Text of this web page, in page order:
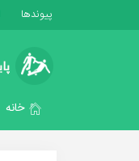
پیوندها
خانه